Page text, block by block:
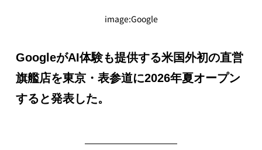
image:Google
GoogleがAI体験も提供する米国外初の直営
旗艦店を東京・表参道に2026年夏オープン
すると発表した。